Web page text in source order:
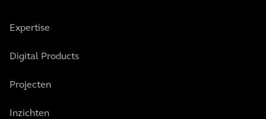
Expertise
Digital Products
Projecten
Inzichten